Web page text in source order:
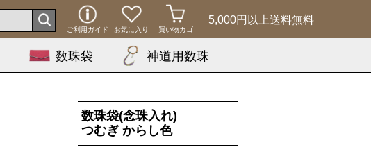
5,000円以上送料無料
ご利用ガイド お気に入り 買い物カゴ
数珠袋 神道用数珠
数珠袋(念珠入れ)
つむぎ からし色